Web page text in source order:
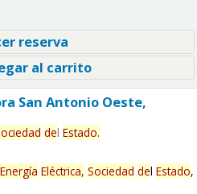
reserva
al carrito
San Antonio Oeste,
del Estado.
Energía Eléctrica, Sociedad del Estado,